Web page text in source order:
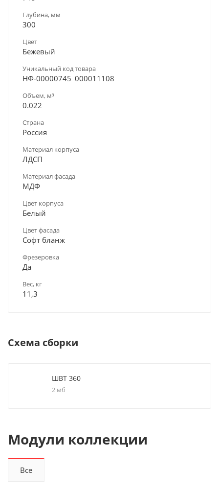
Глубина, мм
300
Цвет
Бежевый
Уникальный код товара
НФ-00000745_000011108
Объем, м³
0.022
Страна
Россия
Материал корпуса
ЛДСП
Материал фасада
МДФ
Цвет корпуса
Белый
Цвет фасада
Софт бланж
Фрезеровка
Да
Вес, кг
11,3
Схема сборки
ШВТ 360
2 мб
Модули коллекции
Все